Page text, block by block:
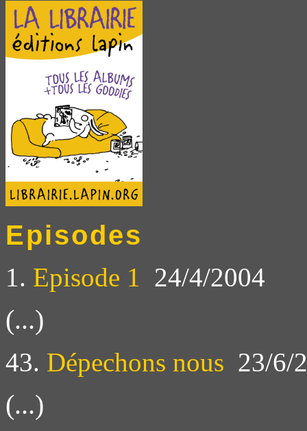
Episodes
1. Episode 1 24/4/2004
(...)
43. Dépechons nous 23/6/
(...)